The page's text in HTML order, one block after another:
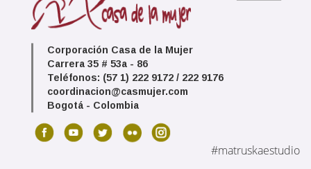
Corporación Casa de la Mujer
Carrera 35 # 53a - 86
Teléfonos: (57 1) 222 9172 / 222 9176
coordinacion@casmujer.com
Bogotá - Colombia
#matruskaestudio